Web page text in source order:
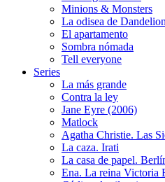
Minions & Monsters
La odisea de Dandelion
El apartamento
Sombra nómada
Tell everyone
Series
La más grande
Contra la ley
Jane Eyre (2006)
Matlock
Agatha Christie. Las
La caza. Irati
La casa de papel.
Ena. La reina Victoria